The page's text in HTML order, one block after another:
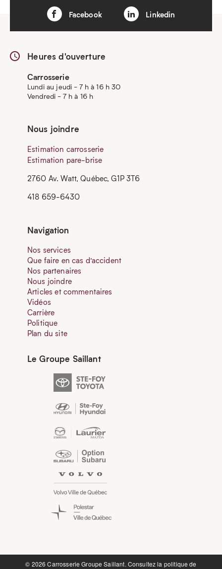
Facebook Linkedin
Heures d'ouverture
Carrosserie
Lundi au jeudi - 7 h à 16 h 30
Vendredi - 7 h à 16 h
Nous joindre
Estimation carrosserie
Estimation pare-brise
2760 Av. Watt, Québec, G1P 3T6
418 659-6430
Navigation
Nos services
Que faire en cas d’accident
Nos partenaires
Nous joindre
Articles et commentaires
Vidéos
Carrière
Politique
Plan du site
Le Groupe Saillant
©️ 2026 Carrosserie Groupe Saillant. Consultez la politique de